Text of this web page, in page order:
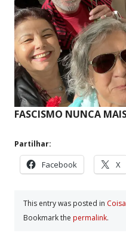
FASCISMO NUNCA
Partilhar:
Facebook X
This entry was posted in
Bookmark the permalink.